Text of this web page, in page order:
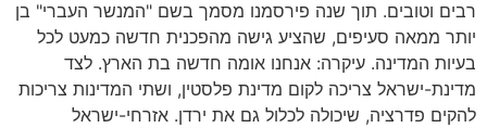
רבים וטובים. תוך שנה פירסמנו מסמך בשם "המנשר העברי" בן
יותר ממאה סעיפים, שהציע גישה מהפכנית חדשה כמעט לכל
בעיות המדינה. עיקרה: אנחנו אומה חדשה בת הארץ. לצד
מדינת-ישראל צריכה לקום מדינת פלסטין, ושתי המדינות צריכות
להקים פדרציה, שיכולה לכלול גם את ירדן. אזרחי-ישראל